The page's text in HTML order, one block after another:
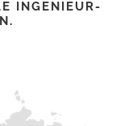
INGENIEUR-